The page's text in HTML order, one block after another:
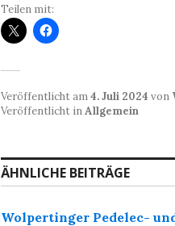
Teilen mit:
Veröffentlicht am4. Juli 2024 von
Veröffentlicht inAllgemein
ÄHNLICHE BEITRÄGE
Wolpertinger Pedelec-